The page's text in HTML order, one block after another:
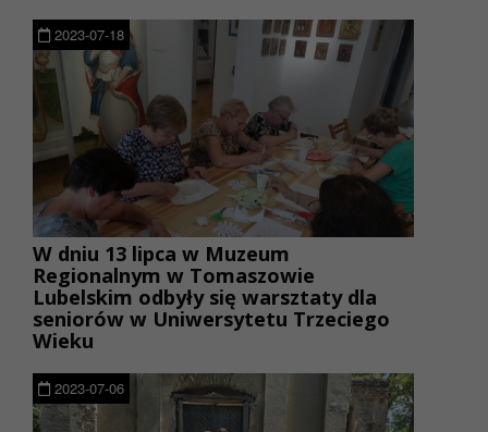
2023-07-18
W dniu 13 lipca w Muzeum
Regionalnym w Tomaszowie
Lubelskim odbyły się warsztaty dla
seniorów w Uniwersytetu Trzeciego
Wieku
2023-07-06